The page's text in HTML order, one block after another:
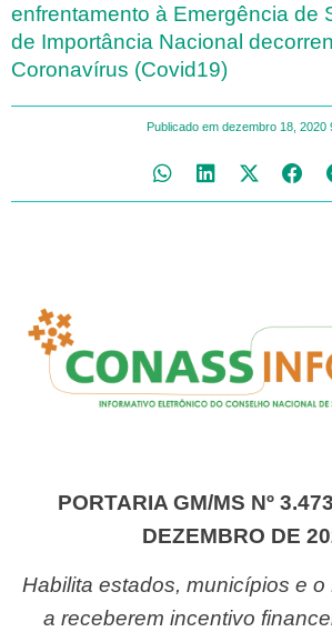
enfrentamento à Emergência de
de Importância Nacional
Coronavírus (Covid19)
Publicado em dezembro 18, 2020
PORTARIA GM/MS Nº 3.473, DE 17 DE
DEZEMBRO DE
Habilita estados, municípios e o Distrito Federal
a receberem incentivo